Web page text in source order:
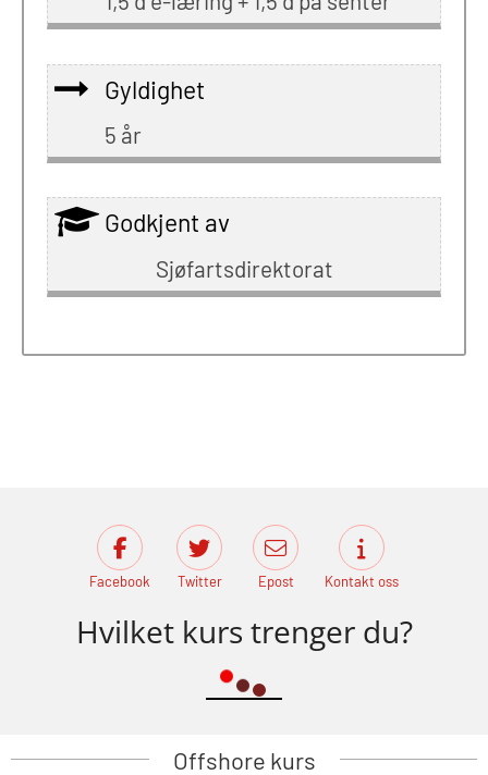
Gyldighet
5 år
Godkjent av
Sjøfartsdirektorat
Facebook Twitter Epost Kontakt oss
Hvilket kurs trenger du?
Offshore kurs